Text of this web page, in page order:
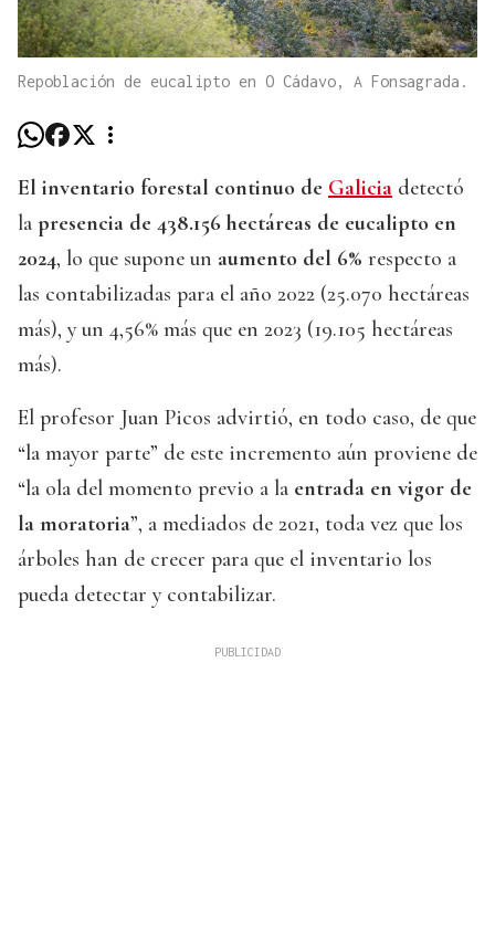
Repoblación de eucalipto en O Cádavo, A Fonsagrada.
El inventario forestal continuo de Galicia detectó
la presencia de 438.156 hectáreas de eucalipto en
2024, lo que supone un aumento del 6% respecto a
las contabilizadas para el año 2022 (25.070 hectáreas
más), y un 4,56% más que en 2023 (19.105 hectáreas
más).
El profesor Juan Picos advirtió, en todo caso, de que
“la mayor parte” de este incremento aún proviene de
“la ola del momento previo a la entrada en vigor de
la moratoria”, a mediados de 2021, toda vez que los
árboles han de crecer para que el inventario los
pueda detectar y contabilizar.